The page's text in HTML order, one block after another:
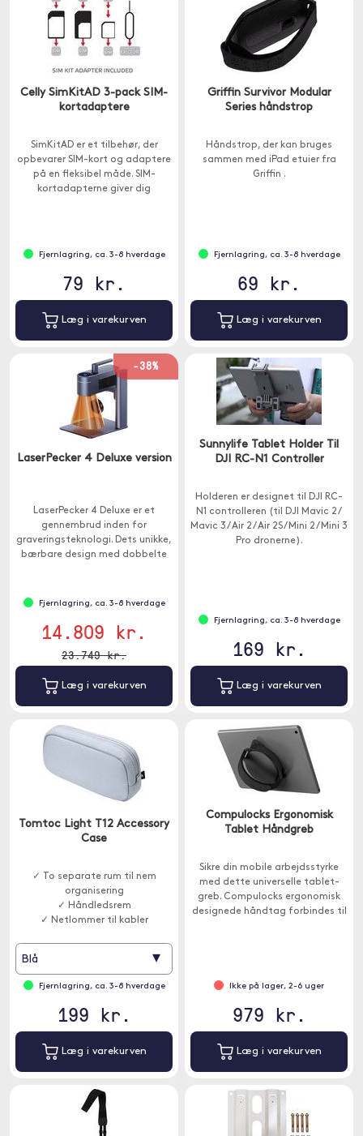
Celly SimKitAD 3-pack SIM-
kortadaptere
SimKitAD er et tilbehør, der
opbevarer SIM-kort og adaptere
på en fleksibel måde. SIM-
kortadapterne giver dig
Fjernlagring, ca. 3-8 hverdage
79 kr.
Læg i varekurven
Griffin Survivor Modular
Series håndstrop
Håndstrop, der kan bruges
sammen med iPad etuier fra
Griffin .
Fjernlagring, ca. 3-8 hverdage
69 kr.
Læg i varekurven
-38%
LaserPecker 4 Deluxe version
LaserPecker 4 Deluxe er et
gennembrud inden for
graveringsteknologi. Dets unikke,
bærbare design med dobbelte
materialer.
Fjernlagring, ca. 3-8 hverdage
14.809 kr.
23.749 kr.
Læg i varekurven
Sunnylife Tablet Holder Til
DJI RC-N1 Controller
Holderen er designet til DJI RC-
N1 controlleren (til DJI Mavic 2 /
Mavic 3 / Air 2 / Air 2S / Mini 2 / Mini 3
Pro dronerne).
Fjernlagring, ca. 3-8 hverdage
169 kr.
Læg i varekurven
Tomtoc Light T12 Accessory
Case
✓ To separate rum til nem
organisering
✓ Håndledsrem
✓ Netlommer til kabler
Blå ▾
Fjernlagring, ca. 3-8 hverdage
199 kr.
Læg i varekurven
Compulocks Ergonomisk
Tablet Håndgreb
Sikre din mobile arbejdsstyrke
med dette universelle tablet-
greb. Compulocks ergonomisk
designede håndtag forbindes til
Ikke på lager, 2-6 uger
979 kr.
Læg i varekurven